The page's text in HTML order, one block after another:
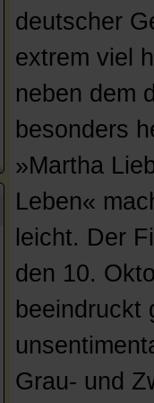
deutscher
extrem viel
neben dem
besonders
»Martha
Leben«
leicht. Der
den 10.
beeindruckt
Grau- und